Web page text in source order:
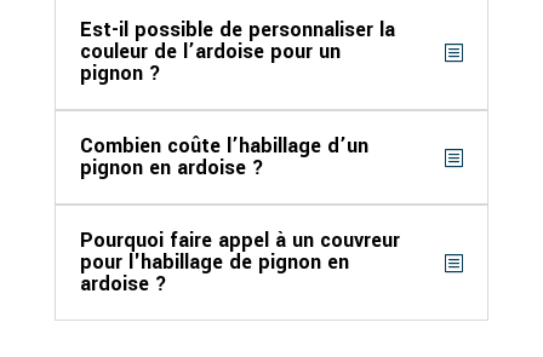
Est-il possible de personnaliser la
couleur de l’ardoise pour un
pignon ?
Combien coûte l’habillage d’un
pignon en ardoise ?
Pourquoi faire appel à un couvreur
pour l'habillage de pignon en
ardoise ?